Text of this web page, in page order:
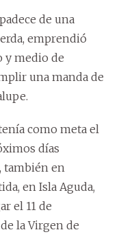
de una
emprendió
y medio de
una manda de
como meta el
días
también en
en Isla Aguda,
el 11 de
la Virgen de